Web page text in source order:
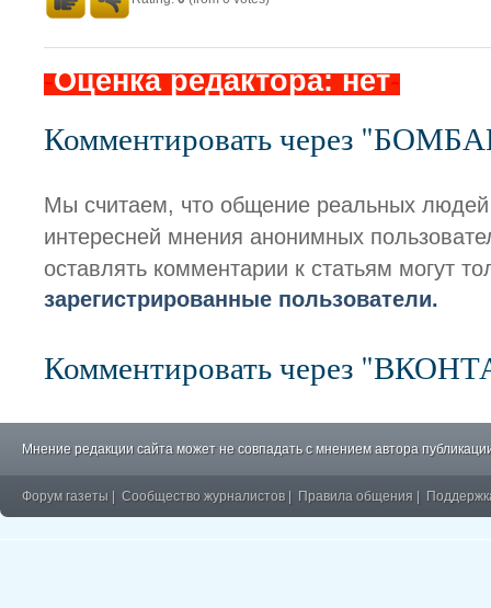
-Оценка редактора: нет-
Комментировать через
Мы считаем, что общение реальных
интересней мнения анонимных
оставлять комментарии к статьям могут
зарегистрированные пользователи.
Комментировать через
Мнение редакции сайта может не совпадать с мнением автора
Форум газеты Сообщество журналистов Правила общения
�